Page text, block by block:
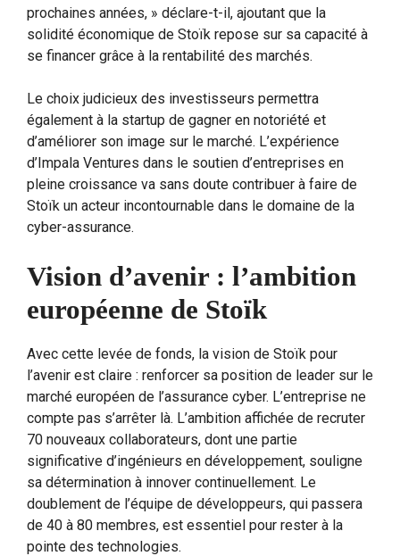
prochaines années, » déclare-t-il, ajoutant que la
solidité économique de Stoïk repose sur sa capacité à
se financer grâce à la rentabilité des marchés.
Le choix judicieux des investisseurs permettra
également à la startup de gagner en notoriété et
d’améliorer son image sur le marché. L’expérience
d’Impala Ventures dans le soutien d’entreprises en
pleine croissance va sans doute contribuer à faire de
Stoïk un acteur incontournable dans le domaine de la
cyber-assurance.
Vision d’avenir : l’ambition
européenne de Stoïk
Avec cette levée de fonds, la vision de Stoïk pour
l’avenir est claire : renforcer sa position de leader sur le
marché européen de l’assurance cyber. L’entreprise ne
compte pas s’arrêter là. L’ambition affichée de recruter
70 nouveaux collaborateurs, dont une partie
significative d’ingénieurs en développement, souligne
sa détermination à innover continuellement. Le
doublement de l’équipe de développeurs, qui passera
de 40 à 80 membres, est essentiel pour rester à la
pointe des technologies.